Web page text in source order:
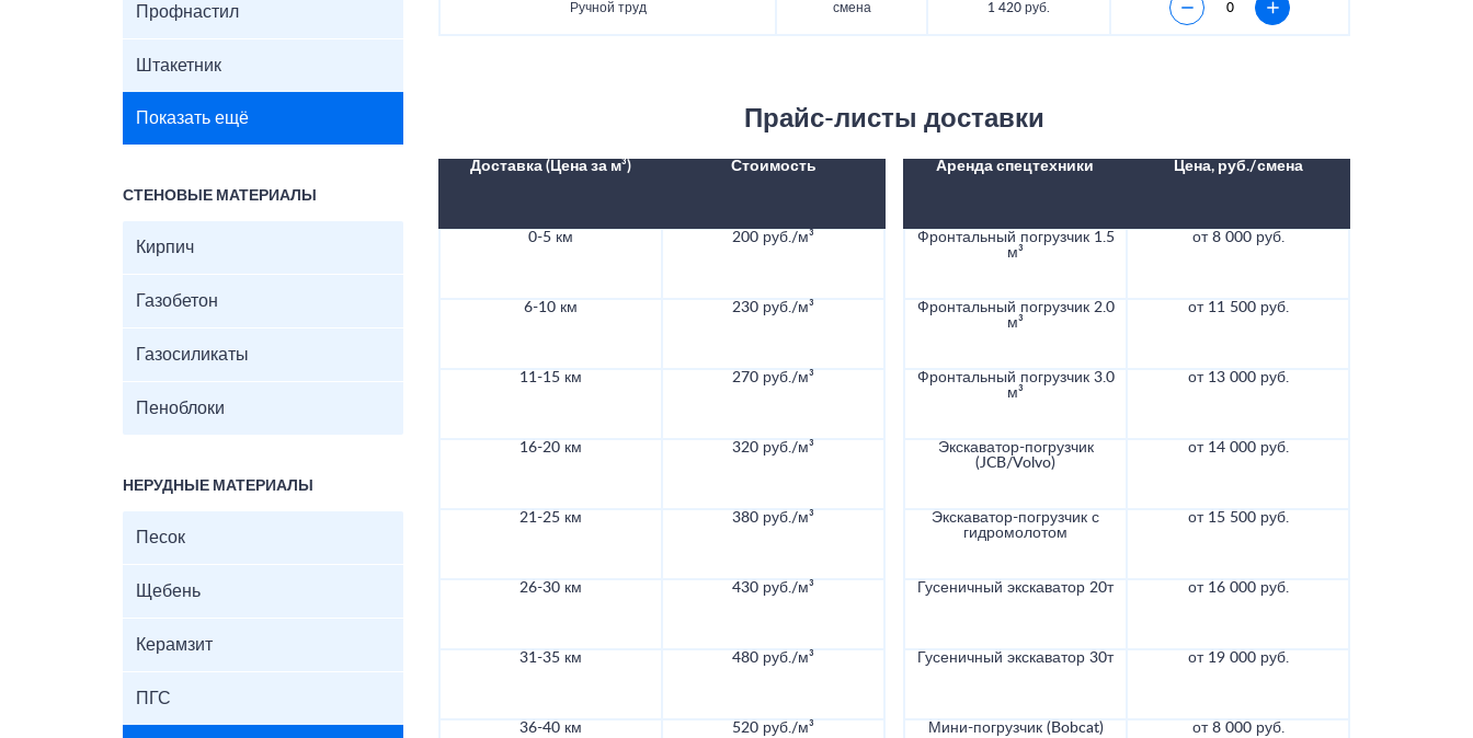
Профнастил
Штакетник
Показать ещё
СТЕНОВЫЕ МАТЕРИАЛЫ
Кирпич
Газобетон
Газосиликаты
Пеноблоки
НЕРУДНЫЕ МАТЕРИАЛЫ
Песок
Щебень
Керамзит
ПГС
Ручной труд смена 1 420 руб.
Прайс-листы доставки
Доставка (Цена за м³) Стоимость
0-5 км 200 руб./м³
6-10 км 230 руб./м³
11-15 км 270 руб./м³
16-20 км 320 руб./м³
21-25 км 380 руб./м³
26-30 км 430 руб./м³
31-35 км 480 руб./м³
36-40 км 520 руб./м³
Аренда спецтехники Цена, руб./смена
Фронтальный погрузчик 1.5
м³
от 8 000 руб.
Фронтальный погрузчик 2.0
м³
от 11 500 руб.
Фронтальный погрузчик 3.0
м³
от 13 000 руб.
Экскаватор-погрузчик
(JCB/Volvo)
от 14 000 руб.
Экскаватор-погрузчик с
гидромолотом
от 15 500 руб.
Гусеничный экскаватор 20т от 16 000 руб.
Гусеничный экскаватор 30т от 19 000 руб.
Мини-погрузчик (Bobcat) от 8 000 руб.